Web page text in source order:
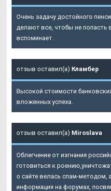
Очень задачу достойного
делают все, чтобы не попасть
вспоминает.
отзыв оставил(а) Кламбер
Высокой стоимости
вложенных успеха.
отзыв оставил(а) Miroslava
Облегчение от изгнания
готовиться к
о сайте велась спам-методом,
информация на форумах,